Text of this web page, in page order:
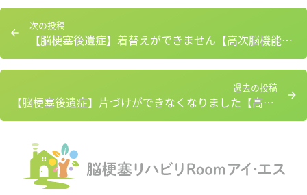
投
ビ
過去の投稿
去
の
【脳梗塞後遺症】片づけができなくなりました【高次脳機能障害】
次の投稿
次
投
稿：
【脳梗塞後遺症】着替えができません【高次脳機能障害】